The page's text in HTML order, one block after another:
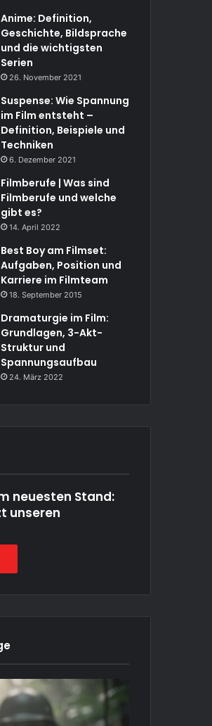
Anime: Definition,
Geschichte, Bildsprache
und die wichtigsten
Serien
26. November 2021
Suspense: Wie Spannung
im Film entsteht –
Definition, Beispiele und
Techniken
6. Dezember 2021
Filmberufe | Was sind
Filmberufe und welche
gibt es?
14. April 2022
Best Boy am Filmset:
Aufgaben, Position und
Karriere im Filmteam
18. September 2015
Dramaturgie im Film:
Grundlagen, 3-Akt-
Struktur und
Spannungsaufbau
24. März 2022
neuesten Stand:
unseren